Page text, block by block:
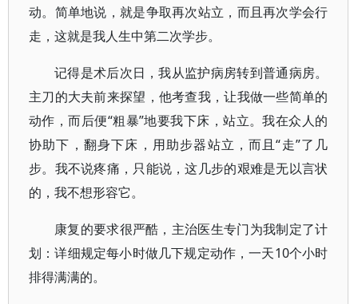
动。简单地说，就是争取再次站立，而且再次学会行
走，这就是我人生中第二次学步。
记得是术后次日，我从监护病房转到普通病房。
主刀的大夫前来探望，他考查我，让我做一些简单的
动作，而后便“粗暴”地要我下床，站立。我在众人的
协助下，翻身下床，用助步器站立，而且“走”了几
步。我不说疼痛，只能说，这几步的艰难是无以言状
的，我不想形容它。
康复的要求很严酷，主治医生专门为我制定了计
划：详细规定每小时做几下规定动作，一天10个小时
排得满满的。